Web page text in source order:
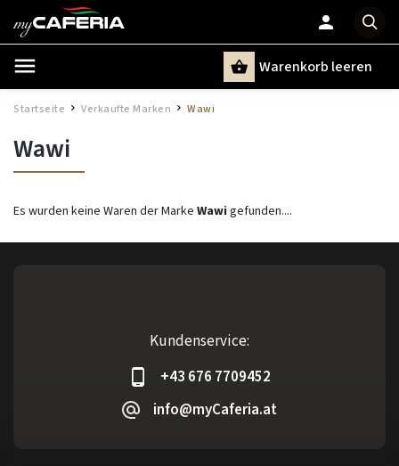
Warenkorb leeren
Startseite / Verkaufte Marken / Wawi
Wawi
Es wurden keine Waren der Marke Wawi gefunden....
Kundenservice:
+43 676 7709452
info@myCaferia.at